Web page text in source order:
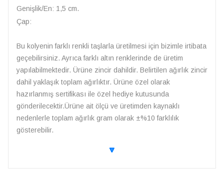
Genişlik/En: 1,5 cm.
Çap:
Bu kolyenin farklı renkli taşlarla üretilmesi için bizimle irtibata
geçebilirsiniz. Ayrıca farklı altın renklerinde de üretim
yapılabilmektedir. Ürüne zincir dahildir. Belirtilen ağırlık zincir
dahil yaklaşık toplam ağırlıktır. Ürüne özel olarak
hazırlanmış sertifikası ile özel hediye kutusunda
gönderilecektir.Ürüne ait ölçü ve üretimden kaynaklı
nedenlerle toplam ağırlık gram olarak ±%10 farklılık
gösterebilir.
🔽